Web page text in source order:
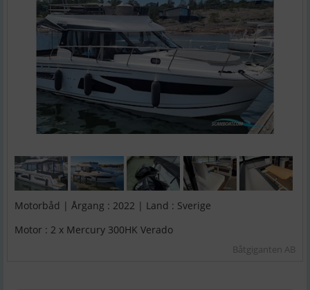
Motorbåd | Årgang : 2022 | Land : Sverige
Motor : 2 x Mercury 300HK Verado
Båtgiganten AB